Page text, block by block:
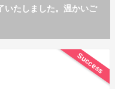
いたしました。温かいご
Success